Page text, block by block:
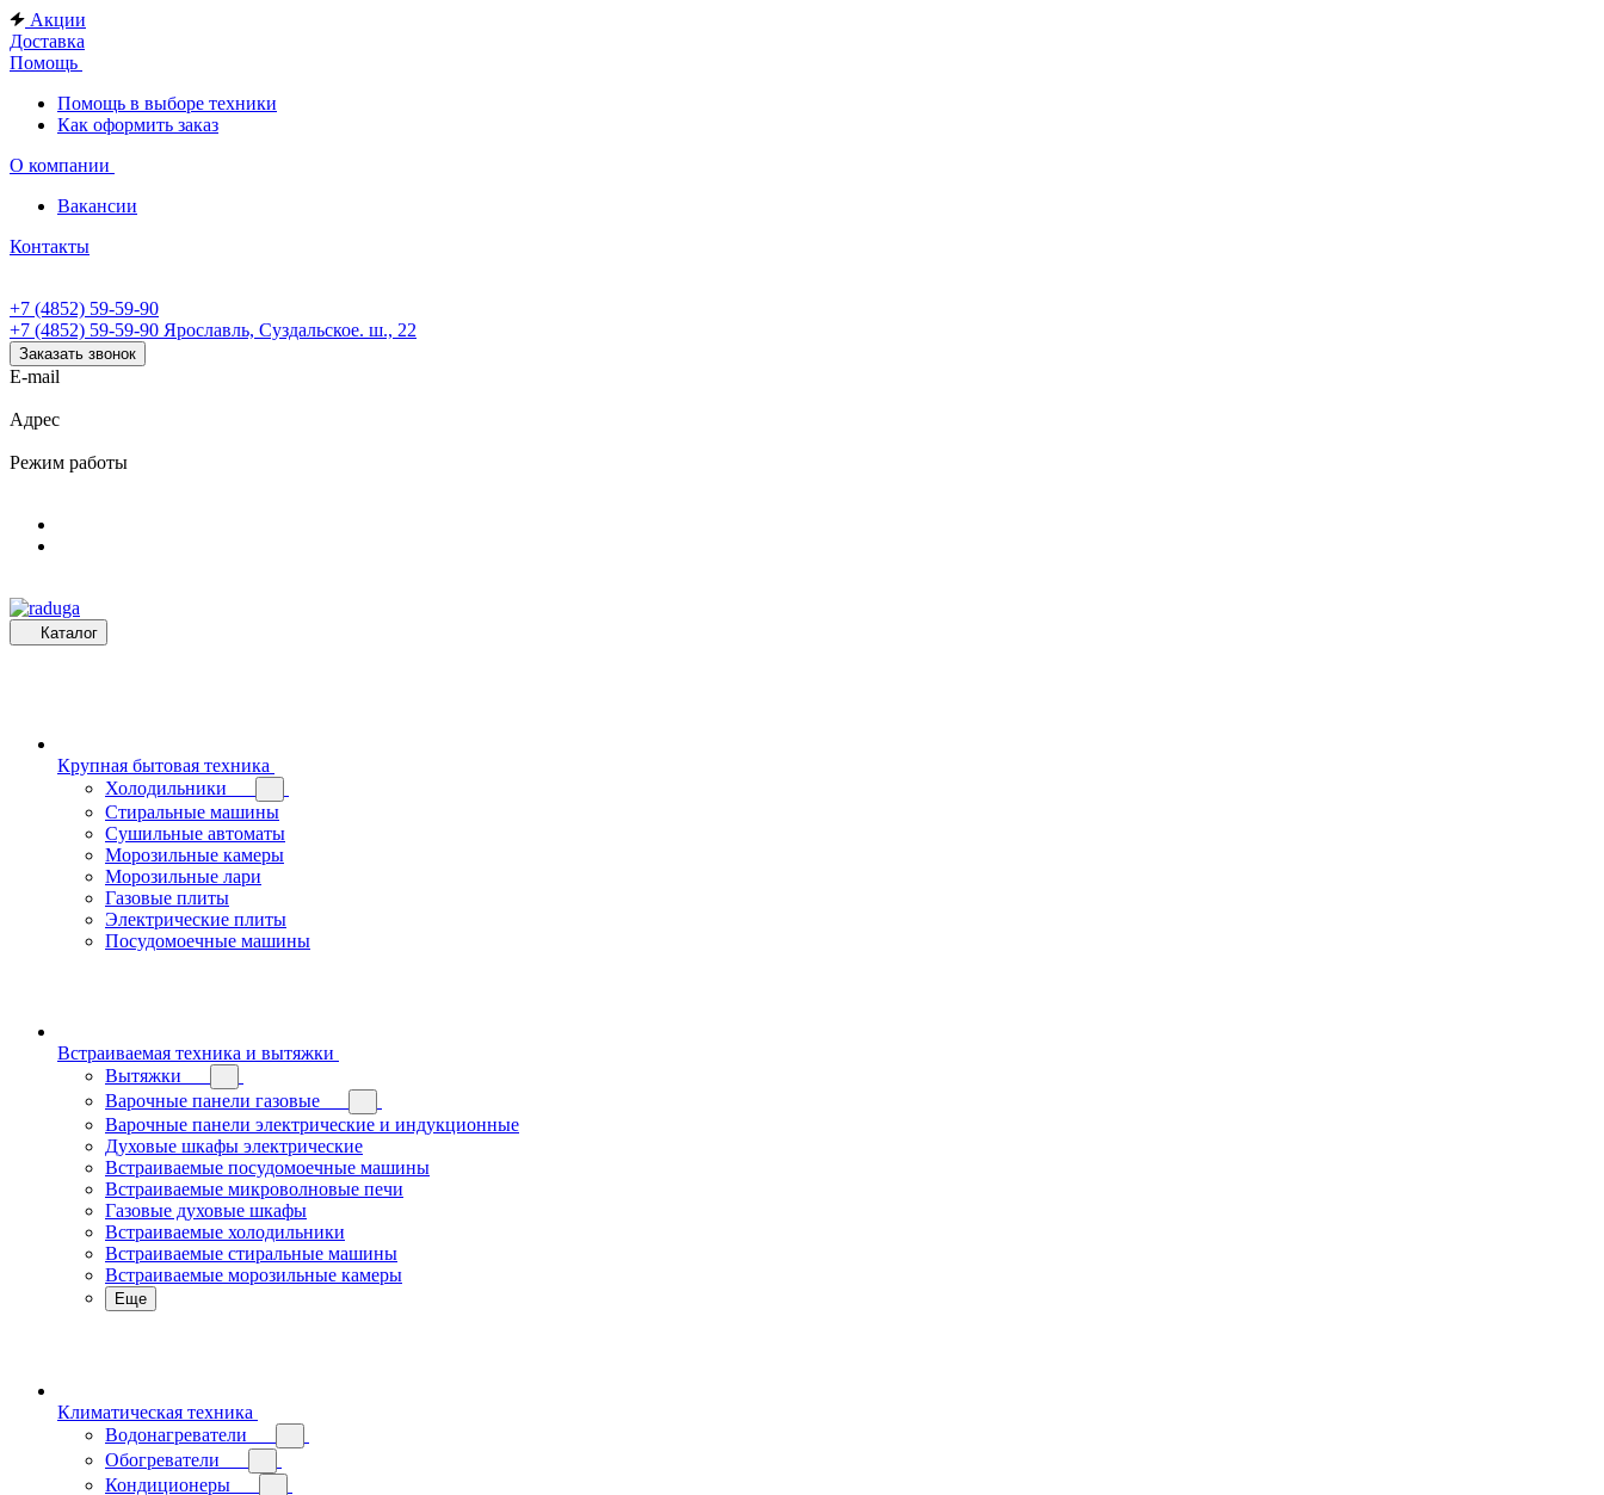
Акции
Доставка
Помощь
Помощь в выборе техники
Как оформить заказ
О компании
Вакансии
Контакты
+7 (4852) 59-59-90
+7 (4852) 59-59-90 Ярославль, Суздальское. ш., 22
Заказать звонок
E-mail
Адрес
Режим работы
Каталог
Крупная бытовая техника
Холодильники
Стиральные машины
Сушильные автоматы
Морозильные камеры
Морозильные лари
Газовые плиты
Электрические плиты
Посудомоечные машины
Встраиваемая техника и вытяжки
Вытяжки
Варочные панели газовые
Варочные панели электрические и индукционные
Духовые шкафы электрические
Встраиваемые посудомоечные машины
Встраиваемые микроволновые печи
Газовые духовые шкафы
Встраиваемые холодильники
Встраиваемые стиральные машины
Встраиваемые морозильные камеры
Еще
Климатическая техника
Водонагреватели
Обогреватели
Кондиционеры